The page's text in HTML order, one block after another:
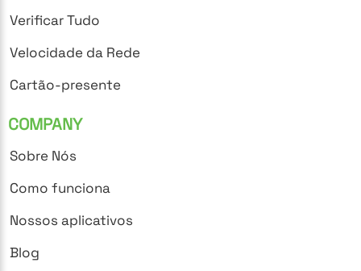
Verificar Tudo
Velocidade da Rede
Cartão-presente
COMPANY
Sobre Nós
Como funciona
Nossos aplicativos
Blog